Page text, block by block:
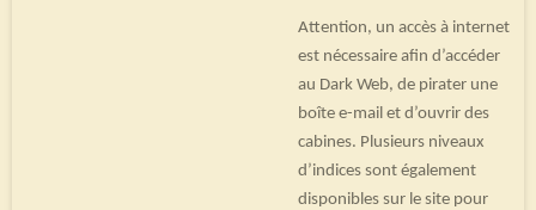
Attention, un accès à internet
est nécessaire afin d’accéder
au Dark Web, de pirater une
boîte e-mail et d’ouvrir des
cabines. Plusieurs niveaux
d’indices sont également
disponibles sur le site pour